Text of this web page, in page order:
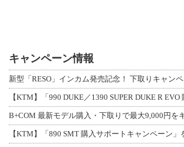
キャンペーン情報
【KTM】「990 DUKE／1390 SUPER DUKE R EVO
【KTM】「890 SMT 購入サポートキャンペーン